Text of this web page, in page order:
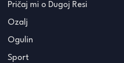
Pričaj mi o Dugoj Resi
Ozalj
Ogulin
Sport